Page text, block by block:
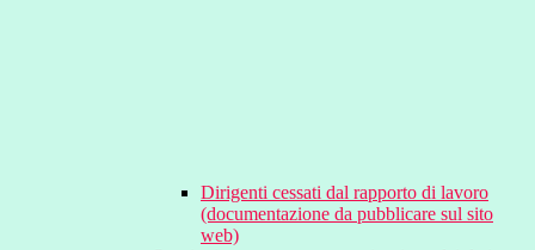
Dirigenti cessati dal rapporto di lavoro
(documentazione da pubblicare sul sito
web)